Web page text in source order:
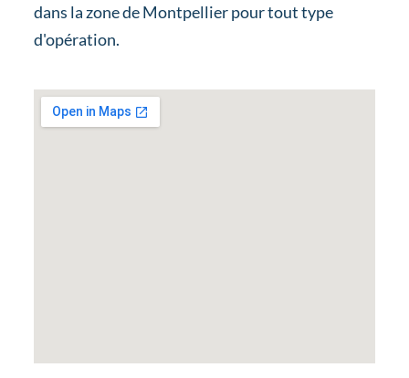
dans la zone de Montpellier pour tout type
d'opération.